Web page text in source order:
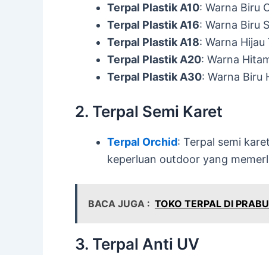
Terpal Plastik A10: Warna Biru
Terpal Plastik A16: Warna Biru
Terpal Plastik A18: Warna
Terpal Plastik A20: Warna
Terpal Plastik A30: Warna Biru
2. Terpal Semi Karet
Terpal Orchid: Terpal semi
keperluan outdoor yang
BACA JUGA : TOKO TERPAL DI
3. Terpal Anti UV